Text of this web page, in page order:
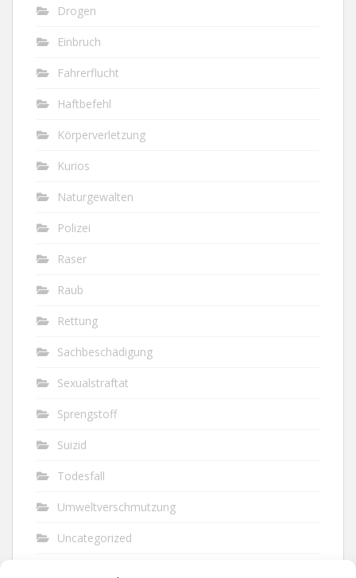
Drogen
Einbruch
Fahrerflucht
Haftbefehl
Körperverletzung
Kurios
Naturgewalten
Polizei
Raser
Raub
Rettung
Sachbeschädigung
Sexualstraftat
Sprengstoff
Suizid
Todesfall
Umweltverschmutzung
Uncategorized